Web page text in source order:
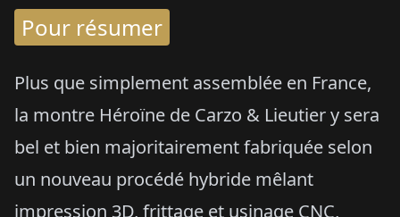
Pour résumer
Plus que simplement assemblée en France,
la montre Héroïne de Carzo & Lieutier y sera
bel et bien majoritairement fabriquée selon
un nouveau procédé hybride mêlant
impression 3D, frittage et usinage CNC,